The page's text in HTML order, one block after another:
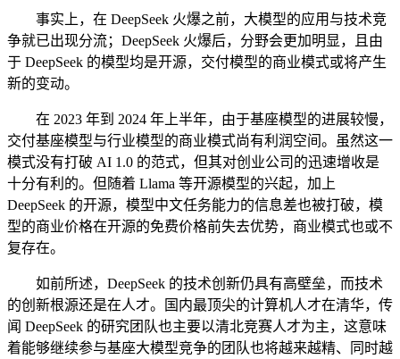
事实上，在 DeepSeek 火爆之前，大模型的应用与技术竞
争就已出现分流；DeepSeek 火爆后，分野会更加明显，且由
于 DeepSeek 的模型均是开源，交付模型的商业模式或将产生
新的变动。
在 2023 年到 2024 年上半年，由于基座模型的进展较慢，
交付基座模型与行业模型的商业模式尚有利润空间。虽然这一
模式没有打破 AI 1.0 的范式，但其对创业公司的迅速增收是
十分有利的。但随着 Llama 等开源模型的兴起，加上
DeepSeek 的开源，模型中文任务能力的信息差也被打破，模
型的商业价格在开源的免费价格前失去优势，商业模式也或不
复存在。
如前所述，DeepSeek 的技术创新仍具有高壁垒，而技术
的创新根源还是在人才。国内最顶尖的计算机人才在清华，传
闻 DeepSeek 的研究团队也主要以清北竞赛人才为主，这意味
着能够继续参与基座大模型竞争的团队也将越来越精、同时越